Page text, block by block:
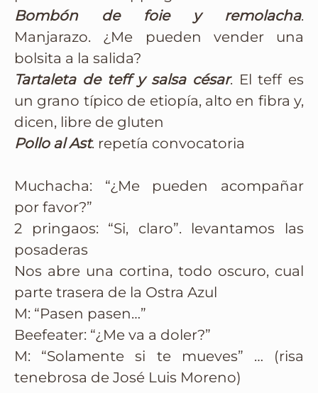
Bombón de foie y remolacha.
Manjarazo. ¿Me pueden vender una
bolsita a la salida?
Tartaleta de teff y salsa césar. El teff es
un grano típico de etiopía, alto en fibra y,
dicen, libre de gluten
Pollo al Ast. repetía convocatoria
Muchacha: “¿Me pueden acompañar
por favor?”
2 pringaos: “Si, claro”. levantamos las
posaderas
Nos abre una cortina, todo oscuro, cual
parte trasera de la Ostra Azul
M: “Pasen pasen…”
Beefeater: “¿Me va a doler?”
M: “Solamente si te mueves” … (risa
tenebrosa de José Luis Moreno)